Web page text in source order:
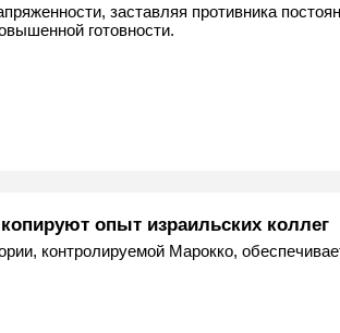
заставляя противника
готовности.
опыт израильских коллег
контролируемой Марокко,